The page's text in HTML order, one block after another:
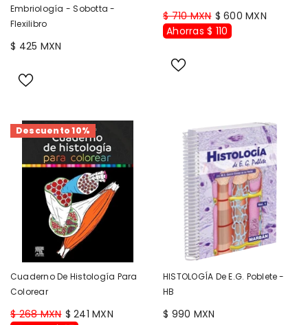
Embriología - Sobotta -
Flexilibro
$ 425 MXN
$ 710 MXN $ 600 MXN
Ahorras $ 110
Descuento 10%
Cuaderno De Histología Para
Colorear
$ 268 MXN $ 241 MXN
HISTOLOGÍA De E.G. Poblete -
HB
$ 990 MXN